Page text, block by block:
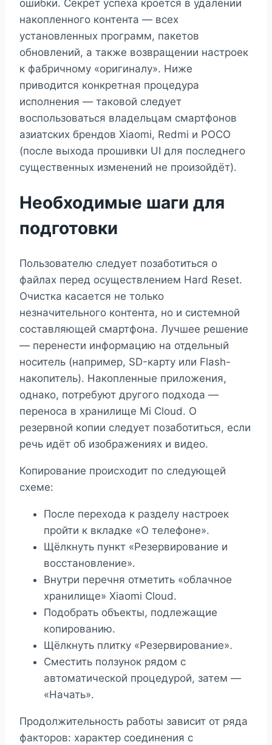
ошибки. Секрет успеха кроется в удалении
накопленного контента — всех
установленных программ, пакетов
обновлений, а также возвращении настроек
к фабричному «оригиналу». Ниже
приводится конкретная процедура
исполнения — таковой следует
воспользоваться владельцам смартфонов
азиатских брендов Xiaomi, Redmi и POCO
(после выхода прошивки UI для последнего
существенных изменений не произойдёт).
Необходимые шаги для
подготовки
Пользователю следует позаботиться о
файлах перед осуществлением Hard Reset.
Очистка касается не только
незначительного контента, но и системной
составляющей смартфона. Лучшее решение
— перенести информацию на отдельный
носитель (например, SD-карту или Flash-
накопитель). Накопленные приложения,
однако, потребуют другого подхода —
переноса в хранилище Mi Cloud. О
резервной копии следует позаботиться, если
речь идёт об изображениях и видео.
Копирование происходит по следующей
схеме:
После перехода к разделу настроек
пройти к вкладке «О телефоне».
Щёлкнуть пункт «Резервирование и
восстановление».
Внутри перечня отметить «облачное
хранилище» Xiaomi Cloud.
Подобрать объекты, подлежащие
копированию.
Щёлкнуть плитку «Резервирование».
Сместить ползунок рядом с
автоматической процедурой, затем —
«Начать».
Продолжительность работы зависит от ряда
факторов: характер соединения с